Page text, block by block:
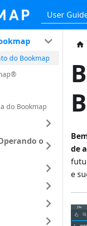
User
do Bookmap
do Bookmap
o
de
e